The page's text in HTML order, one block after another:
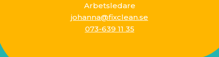
Arbetsledare
johanna@fixclean.se
073-639 11 35